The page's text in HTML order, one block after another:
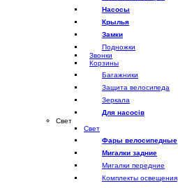
Насосы
Крылья
Замки
Подножки
Звонки
Корзины
Багажники
Защита велосипеда
Зеркала
Для насосів
Свет
Свет
Фары велосипедные
Мигалки задние
Мигалки передние
Комплекты освещения